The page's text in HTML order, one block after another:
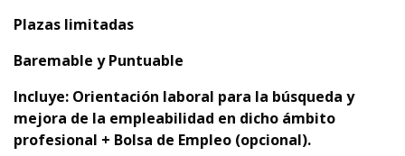
Plazas limitadas
Baremable y Puntuable
Incluye: Orientación laboral para la búsqueda y
mejora de la empleabilidad en dicho ámbito
profesional + Bolsa de Empleo (opcional).